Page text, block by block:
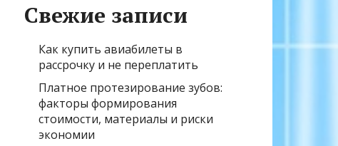
Свежие записи
Как купить авиабилеты в
рассрочку и не переплатить
Платное протезирование зубов:
факторы формирования
стоимости, материалы и риски
экономии